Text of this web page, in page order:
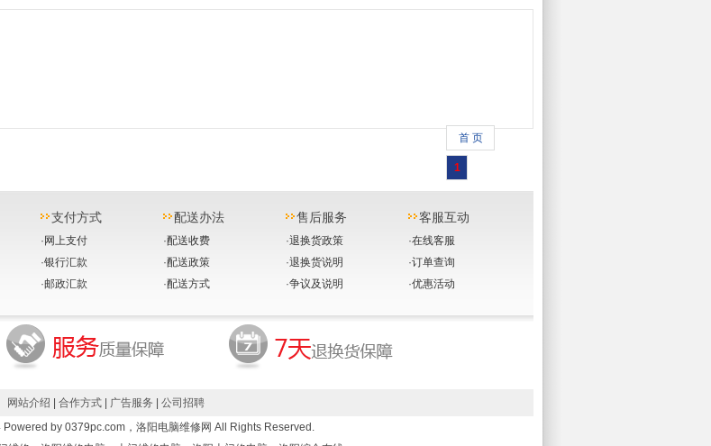
首 页
1
支付方式
· 网上支付
·银行汇款
·邮政汇款
配送办法
·配送收费
·配送政策
·配送方式
售后服务
·退换货政策
·退换货说明
·争议及说明
客服互动
·在线客服
·订单查询
·优惠活动
网站介绍 合作方式| 广告服务
公司招聘
by 0379pc.com，洛阳电脑维修网 All Rights Reserved.